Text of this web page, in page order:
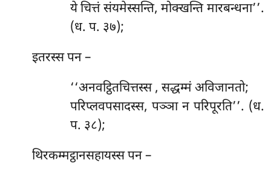
ये चित्तं संयमेस्सन्ति, मोक्खन्ति मारबन्धना’’.
(ध. प. ३७);
इतरस्स पन –
‘‘अनवट्ठितचित्तस्स, सद्धम्मं अविजानतो;
परिप्लवपसादस्स, पञ्ञा न परिपूरति’’. (ध.
प. ३८);
थिरकम्मट्ठानसहायस्स पन –